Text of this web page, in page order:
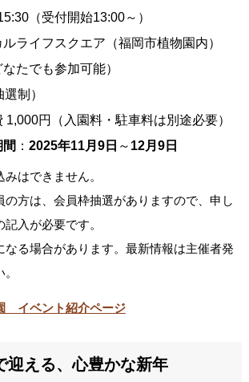
（受付開始13:00～）
ライフスクエア（福岡市植物園内）
なたでも参加可能）
制）
1,000円（入園料・駐車料は別途必要）
： 2025年11月9日 ～ 12月9日
はできません。
方は、会員枠抽選がありますので、申し
入が必要です。
る場合があります。最新情報は主催者発
イベント紹介ページ
迎える、心豊かな新年